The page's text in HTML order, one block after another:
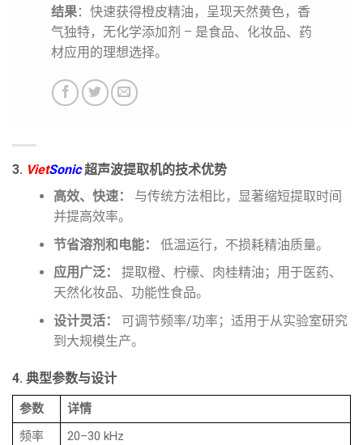
结果：快速获得橙皮精油，呈现天然黄色，香
气独特，无化学添加剂 – 是食品、化妆品、药
材应用的理想选择。
3. VietSonic超声波提取机的技术优势
高效、快速：
与传统方法相比，显著缩短提取时间
并提高效率。
节省溶剂和电能：
低温运行，不损耗精油质量。
应用广泛：
提取橙、柠檬、肉桂精油；用于医药、
天然化妆品、功能性食品。
设计灵活：
可调节频率/功率；适用于从实验室研究
到大规模生产。
4. 典型参数与设计
参数
详情
频率
20–30 kHz